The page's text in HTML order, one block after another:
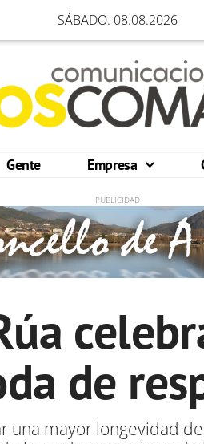
SÁBADO. 08.08.2026
Gente Empresa
de
una mayor longevidad